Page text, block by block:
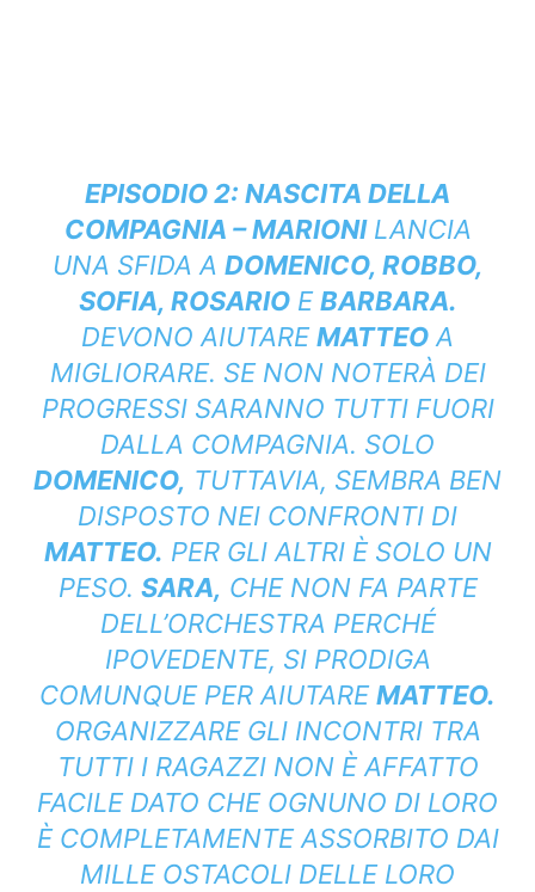
EPISODIO 2: NASCITA DELLA
COMPAGNIA –MARIONILANCIA
UNA SFIDA A DOMENICO, ROBBO,
SOFIA, ROSARIOEBARBARA.
DEVONO AIUTAREMATTEOA
MIGLIORARE. SE NON NOTERÀ DEI
PROGRESSI SARANNO TUTTI FUORI
DALLA COMPAGNIA. SOLO
DOMENICO, TUTTAVIA, SEMBRA BEN
DISPOSTO NEI CONFRONTI DI
MATTEO. PER GLI ALTRI È SOLO UN
PESO. SARA, CHE NON FA PARTE
DELL’ORCHESTRA PERCHÉ
IPOVEDENTE, SI PRODIGA
COMUNQUE PER AIUTAREMATTEO.
ORGANIZZARE GLI INCONTRI TRA
TUTTI I RAGAZZI NON È AFFATTO
FACILE DATO CHE OGNUNO DI LORO
È COMPLETAMENTE ASSORBITO DAI
MILLE OSTACOLI DELLE LORO